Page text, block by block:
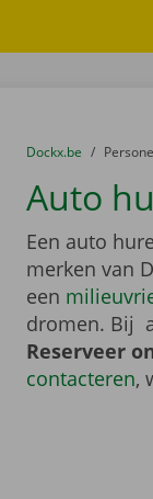
U bevindt zich hier:
van
Dockx.be naar
Auto
Een auto
merken van
een
dromen. Bij
Reserveer
contacteren,